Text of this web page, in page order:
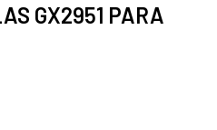
GX2951 PARA